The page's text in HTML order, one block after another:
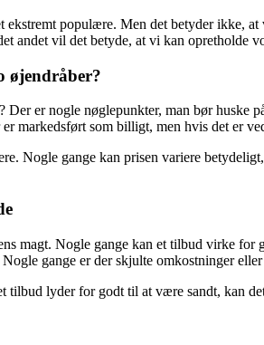
ekstremt populære. Men det betyder
andet vil det betyde, at vi kan opretholde
øjendråber?
er nogle nøglepunkter, man bør huske
markedsført som billigt, men hvis det er
Nogle gange kan prisen variere
magt. Nogle gange kan et tilbud virke
gange er der skjulte omkostninger
lyder for godt til at være sandt, kan